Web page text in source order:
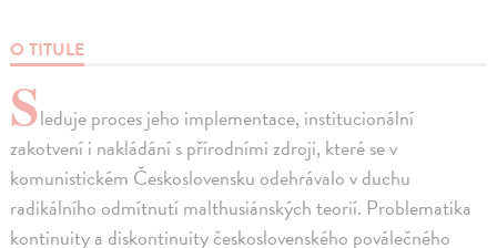
O TITULE
Sleduje proces jeho implementace, institucionální
zakotvení i nakládání s přírodními zdroji, které se v
komunistickém Československu odehrávalo v duchu
radikálního odmítnutí malthusiánských teorií. Problematika
kontinuity a diskontinuity československého poválečného